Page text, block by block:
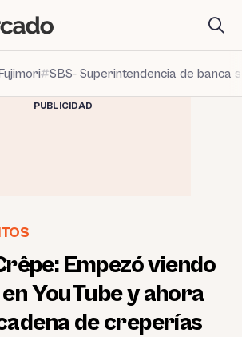
SBS- Superintendencia de banca
PUBLICIDAD
Empezó viendo
YouTube y ahora
de creperías